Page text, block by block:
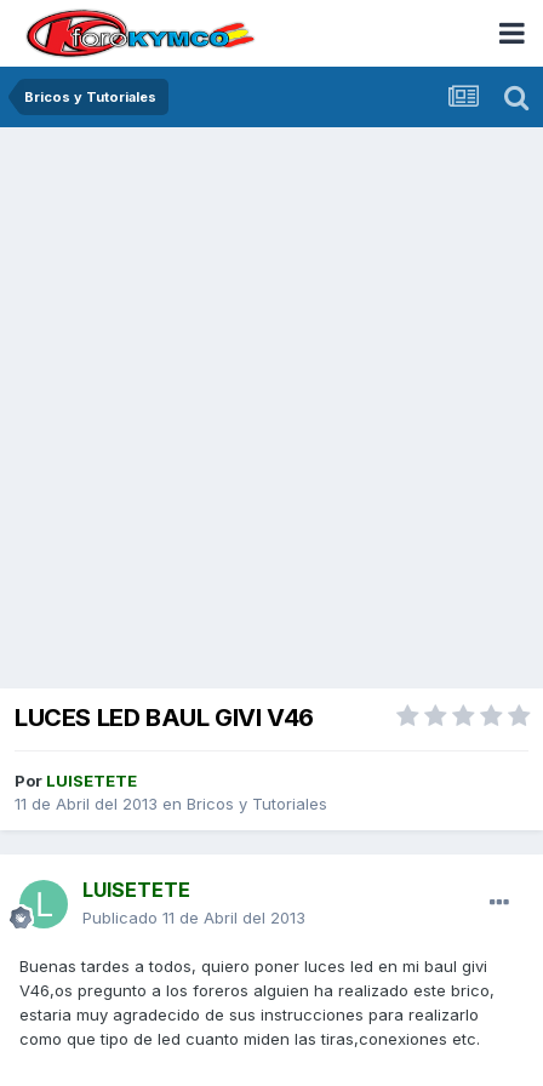
Bricos y Tutoriales
LUCES LED BAUL GIVI V46
Por LUISETETE
11 de Abril del 2013 en Bricos y Tutoriales
LUISETETE
Publicado 11 de Abril del 2013
Buenas tardes a todos, quiero poner luces led en mi baul givi
V46,os pregunto a los foreros alguien ha realizado este brico,
estaria muy agradecido de sus instrucciones para realizarlo
como que tipo de led cuanto miden las tiras,conexiones etc.